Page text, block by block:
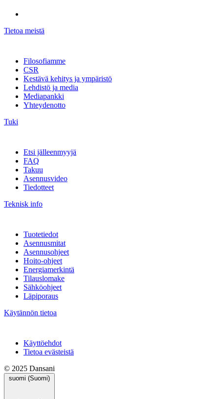
Tietoa meistä
Filosofiamme
CSR
Kestävä kehitys ja ympäristö
Lehdistö ja media
Mediapankki
Yhteydenotto
Tuki
Etsi jälleenmyyjä
FAQ
Takuu
Asennusvideo
Tiedotteet
Teknisk info
Tuotetiedot
Asennusmitat
Asennusohjeet
Hoito-ohjeet
Energiamerkintä
Tilauslomake
Sähköohjeet
Läpiporaus
Käytännön tietoa
Käyttöehdot
Tietoa evästeistä
© 2025 Dansani
suomi (Suomi)